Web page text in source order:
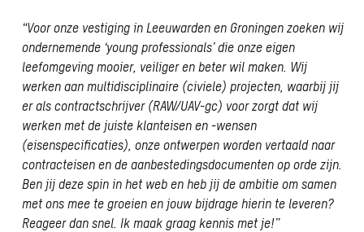
“Voor onze vestiging in Leeuwarden en Groningen zoeken wij
ondernemende ‘young professionals’ die onze eigen
leefomgeving mooier, veiliger en beter wil maken. Wij
werken aan multidisciplinaire (civiele) projecten, waarbij jij
er als contractschrijver (RAW/UAV-gc) voor zorgt dat wij
werken met de juiste klanteisen en -wensen
(eisenspecificaties), onze ontwerpen worden vertaald naar
contracteisen en de aanbestedingsdocumenten op orde zijn.
Ben jij deze spin in het web en heb jij de ambitie om samen
met ons mee te groeien en jouw bijdrage hierin te leveren?
Reageer dan snel. Ik maak graag kennis met je!”